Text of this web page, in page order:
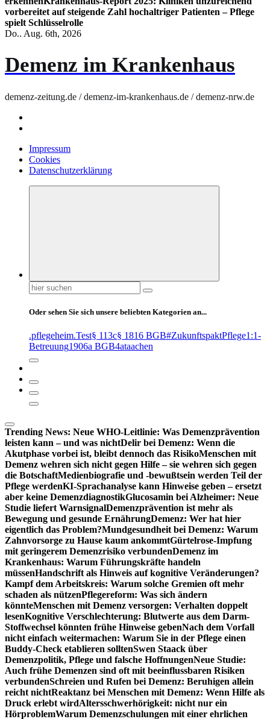
vorbereitet auf steigende Zahl hochaltriger Patienten – Pflege
spielt Schlüsselrolle
Do.. Aug. 6th, 2026
Demenz im Krankenhaus
demenz-zeitung.de / demenz-im-krankenhaus.de / demenz-nrw.de
Impressum
Cookies
Datenschutzerklärung
Suchen
nach:
Oder sehen Sie sich unsere beliebten Kategorien an...
.pflegeheim.Test§ 113c§ 1816 BGB#ZukunftspaktPflege1:1-
Betreuung1906a BGB4ataachen
Trending News: Neue WHO-Leitlinie: Was Demenzprävention
leisten kann – und was nichtDelir bei Demenz: Wenn die
Akutphase vorbei ist, bleibt dennoch das RisikoMenschen mit
Demenz wehren sich nicht gegen Hilfe – sie wehren sich gegen
die BotschaftMedienbiografie und -bewußtsein werden Teil der
Pflege werdenKI-Sprachanalyse kann Hinweise geben – ersetzt
aber keine DemenzdiagnostikGlucosamin bei Alzheimer: Neue
Studie liefert WarnsignalDemenzprävention ist mehr als
Bewegung und gesunde ErnährungDemenz: Wer hat hier
eigentlich das Problem?Mundgesundheit bei Demenz: Warum
Zahnvorsorge zu Hause kaum ankommtGürtelrose-Impfung
mit geringerem Demenzrisiko verbundenDemenz im
Krankenhaus: Warum Führungskräfte handeln
müssenHandschrift als Hinweis auf kognitive Veränderungen?
Kampf dem Arbeitskreis: Warum solche Gremien oft mehr
schaden als nützenPflegereform: Was sich ändern
könnteMenschen mit Demenz versorgen: Verhalten doppelt
lesenKognitive Verschlechterung: Blutwerte aus dem Darm-
Stoffwechsel könnten frühe Hinweise gebenNach dem Vorfall
nicht einfach weitermachen: Warum Sie in der Pflege einen
Buddy-Check etablieren solltenSwen Staack über
Demenzpolitik, Pflege und falsche HoffnungenNeue Studie:
Auch frühe Demenzen sind oft mit beeinflussbaren Risiken
verbundenSchreien und Rufen bei Demenz: Beruhigen allein
reicht nichtReaktanz bei Menschen mit Demenz: Wenn Hilfe als
Druck erlebt wirdAltersschwerhörigkeit: nicht nur ein
HörproblemWarum Demenzschulungen mit einer ehrlichen